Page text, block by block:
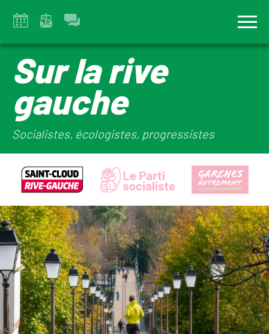
Sur la rive
gauche
Socialistes, écologistes, progressistes